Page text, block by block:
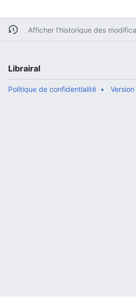
Afficher l’historique des
Librairal
Politique de confidentialité